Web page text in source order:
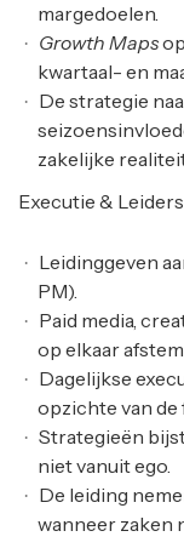
margedoelen.
Growth Maps
kwartaal- en
De strategie
zakelijke
Executie &
Leidinggeven
PM).
Paid media,
op elkaar
Dagelijkse
opzichte van de
Strategieën
niet vanuit ego.
De leiding
wanneer zaken